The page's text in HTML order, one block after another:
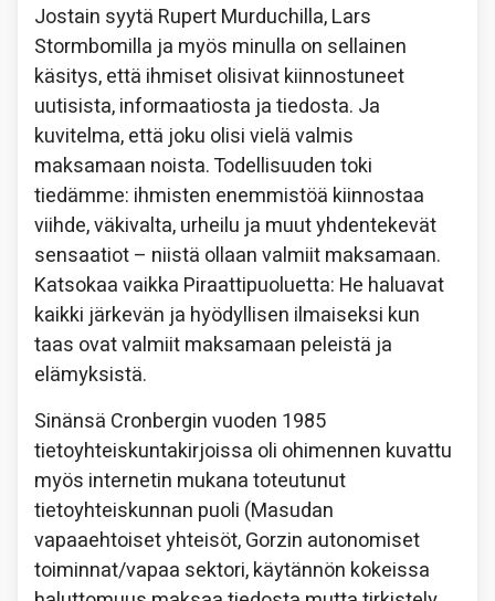
Jostain syytä Rupert Murduchilla, Lars
Stormbomilla ja myös minulla on sellainen
käsitys, että ihmiset olisivat kiinnostuneet
uutisista, informaatiosta ja tiedosta. Ja
kuvitelma, että joku olisi vielä valmis
maksamaan noista. Todellisuuden toki
tiedämme: ihmisten enemmistöä kiinnostaa
viihde, väkivalta, urheilu ja muut yhdentekevät
sensaatiot – niistä ollaan valmiit maksamaan.
Katsokaa vaikka Piraattipuoluetta: He haluavat
kaikki järkevän ja hyödyllisen ilmaiseksi kun
taas ovat valmiit maksamaan peleistä ja
elämyksistä.
Sinänsä Cronbergin vuoden 1985
tietoyhteiskuntakirjoissa oli ohimennen kuvattu
myös internetin mukana toteutunut
tietoyhteiskunnan puoli (Masudan
vapaaehtoiset yhteisöt, Gorzin autonomiset
toiminnat/vapaa sektori, käytännön kokeissa